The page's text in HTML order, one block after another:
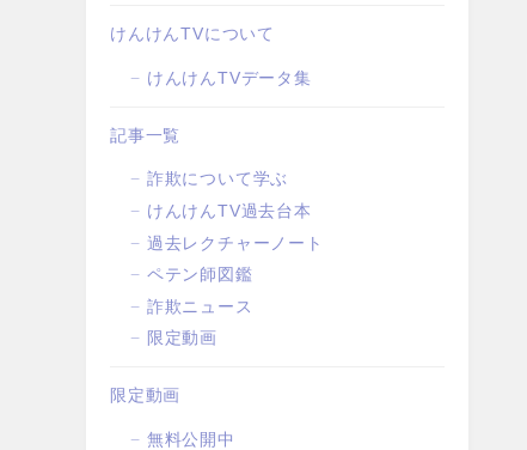
けんけんTVについて
けんけんTVデータ集
記事一覧
詐欺について学ぶ
けんけんTV過去台本
過去レクチャーノート
ペテン師図鑑
詐欺ニュース
限定動画
限定動画
無料公開中